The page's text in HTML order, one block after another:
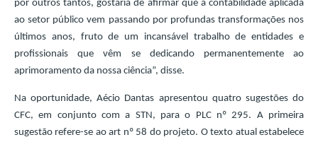
por outros tantos, gostaria de afirmar que a contabilidade aplicada
ao setor público vem passando por profundas transformações nos
últimos anos, fruto de um incansável trabalho de entidades e
profissionais que vêm se dedicando permanentemente ao
aprimoramento da nossa ciência”, disse.
Na oportunidade, Aécio Dantas apresentou quatro sugestões do
CFC, em conjunto com a STN, para o PLC nº 295. A primeira
sugestão refere-se ao art nº 58 do projeto. O texto atual estabelece